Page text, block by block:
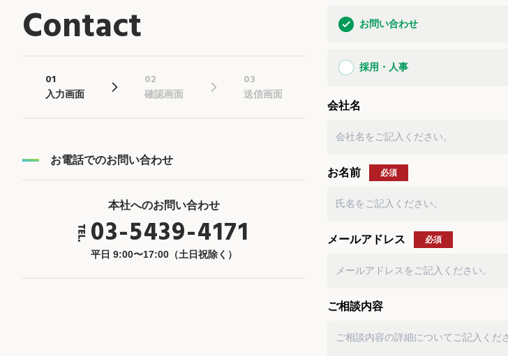
Contact
01
入力画面
02
確認画面
03
送信画面
お電話でのお問い合わせ
本社へのお問い合わせ
03-5439-4171
平日 9:00〜17:00（土日祝除く）
お問い合わせ
採用・人事
会社名
お名前 必須
メールアドレス 必須
ご相談内容